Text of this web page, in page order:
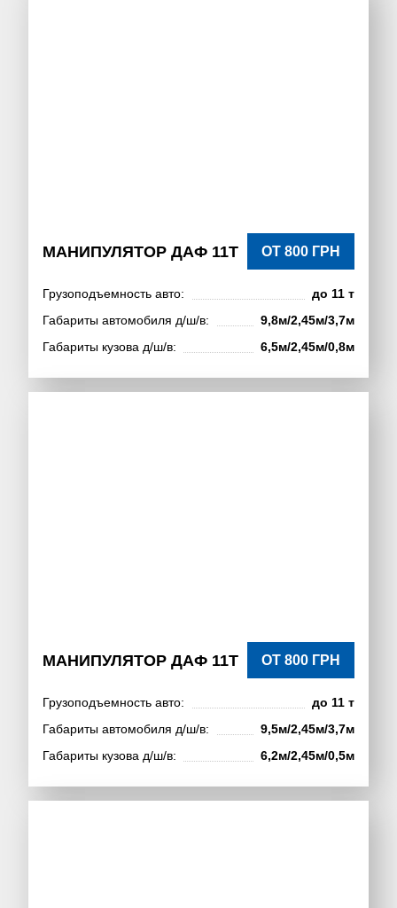
МАНИПУЛЯТОР ДАФ 11Т ОТ 800 ГРН
Грузоподъемность авто:
до 11 т
Габариты автомобиля д/ш/в:
9,8м/2,45м/3,7м
Габариты кузова д/ш/в:
6,5м/2,45м/0,8м
МАНИПУЛЯТОР ДАФ 11Т ОТ 800 ГРН
Грузоподъемность авто:
до 11 т
Габариты автомобиля д/ш/в:
9,5м/2,45м/3,7м
Габариты кузова д/ш/в:
6,2м/2,45м/0,5м